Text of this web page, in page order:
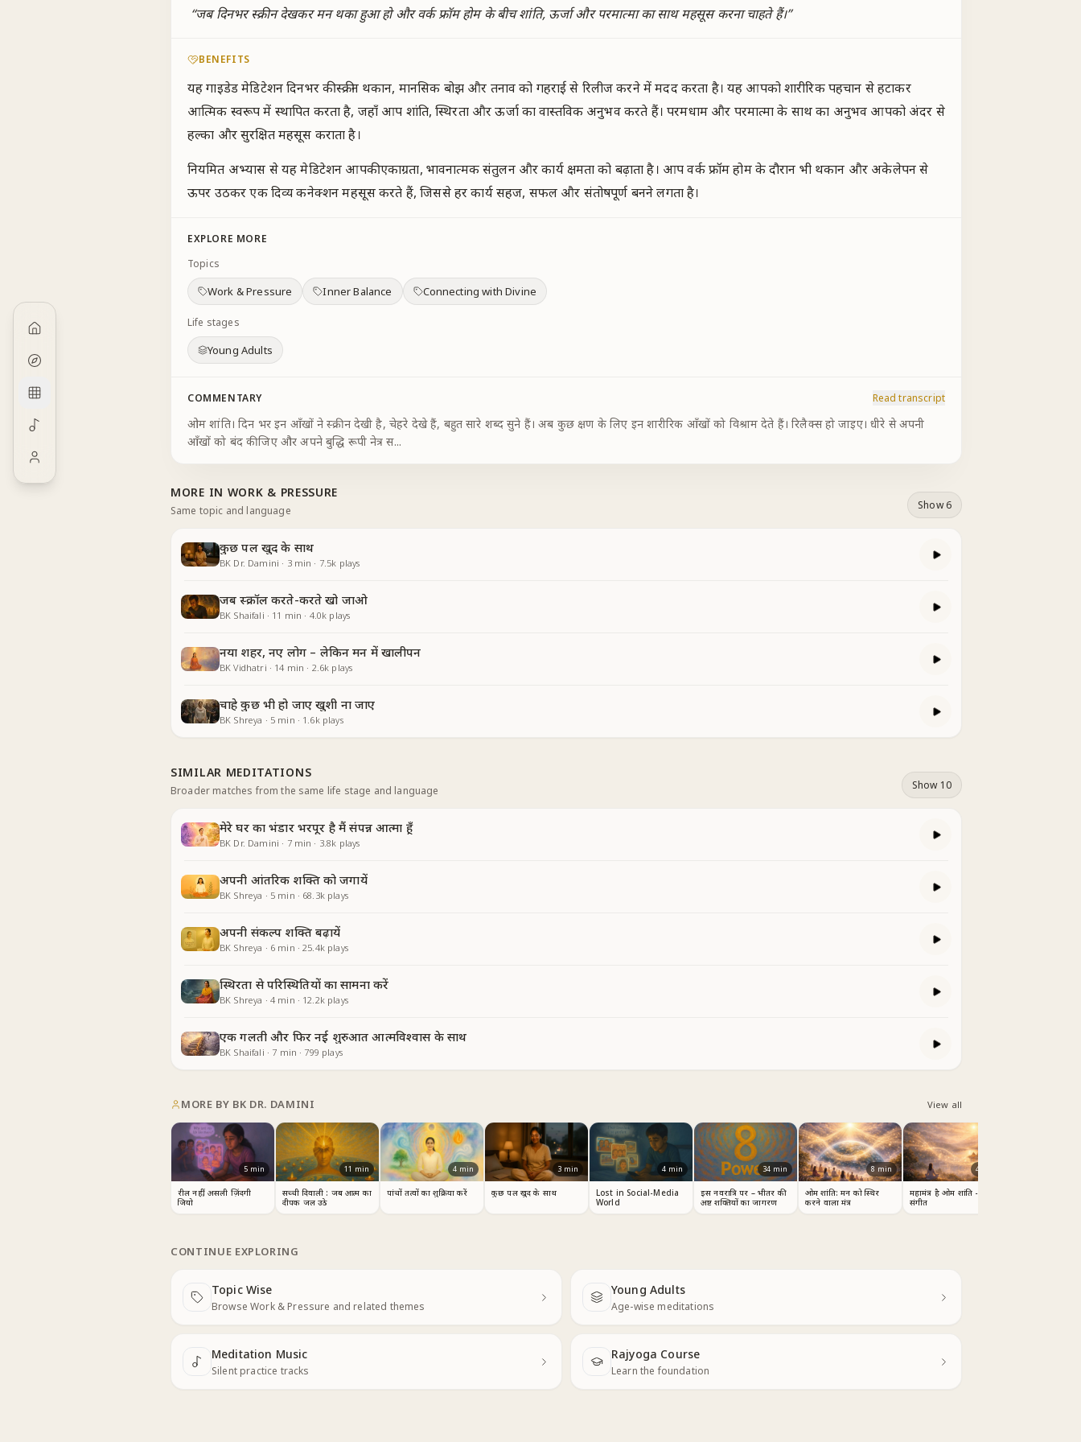
“जब दिनभर स्क्रीन देखकर मन थका हुआ हो और वर्क फ्रॉम होम के बीच शांति, ऊर्जा और परमात्मा का साथ महसूस करना चाहते हैं।”
BENEFITS
यह गाइडेड मेडिटेशन दिनभर की स्क्रीन थकान, मानसिक बोझ और तनाव को गहराई से रिलीज करने में मदद करता है। यह आपको शारीरिक पहचान से हटाकर
आत्मिक स्वरूप में स्थापित करता है, जहाँ आप शांति, स्थिरता और ऊर्जा का वास्तविक अनुभव करते हैं। परमधाम और परमात्मा के साथ का अनुभव आपको अंदर से
हल्का और सुरक्षित महसूस कराता है।
नियमित अभ्यास से यह मेडिटेशन आपकी एकाग्रता, भावनात्मक संतुलन और कार्य क्षमता को बढ़ाता है। आप वर्क फ्रॉम होम के दौरान भी थकान और अकेलेपन से
ऊपर उठकर एक दिव्य कनेक्शन महसूस करते हैं, जिससे हर कार्य सहज, सफल और संतोषपूर्ण बनने लगता है।
EXPLORE MORE
Topics
Work & Pressure Inner Balance Connecting with Divine
Life stages
Young Adults
COMMENTARY Read transcript
ओम शांति। दिन भर इन आँखों ने स्क्रीन देखी है, चेहरे देखे हैं, बहुत सारे शब्द सुने हैं। अब कुछ क्षण के लिए इन शारीरिक आँखों को विश्राम देते हैं। रिलैक्स हो जाइए। धीरे से अपनी
आँखों को बंद कीजिए और अपने बुद्धि रूपी नेत्र स...
MORE IN WORK & PRESSURE
Same topic and language Show 6
कुछ पल खुद के साथ
BK Dr. Damini · 3min · 7.5k plays
जब स्क्रॉल करते-करते खो जाओ
BK Shaifali · 11 min · 4.0k plays
नया शहर, नए लोग – लेकिन मन में खालीपन
BK Vidhatri · 14 min · 2.6k plays
चाहे कुछ भी हो जाए खुशी ना जाए
BK Shreya · 5 min · 1.6kplays
SIMILAR MEDITATIONS
Broader matches from the same life stage and language Show 10
मेरे घर का भंडार भरपूर है मैं संपन्न आत्मा हूँ
BK Dr. Damini · 7min · 3.8k plays
अपनी आंतरिक शक्ति को जगायें
BK Shreya · 5 min · 68.3kplays
अपनी संकल्प शक्ति बढ़ायें
BK Shreya · 6 min ·25.4kplays
स्थिरता से परिस्थितियों का सामना करें
BK Shreya · 4 min · 12.2kplays
एक गलती और फिर नई शुरुआत आत्मविश्वास के साथ
BK Shaifali · 7 min · 799 plays
MORE BY BK DR. DAMINI View all
5 min
रील नहीं, असली ज़िंदगी
जियो
11 min
सच्ची दिवाली : जब आत्म का
दीपक जल उठे
4 min
पांचों तत्वों का शुक्रिया करें
3 min
कुछ पल खुद के साथ
4 min
Lost in Social-Media
World
34 min
इस नवरात्रि पर – भीतर की
अष्ट शक्तियों का जागरण
8min
ओम शांति: मन को स्थिर
करने वाला मंत्र
4
महामंत्र है ओम शांति - सुंदर
संगीत
CONTINUE EXPLORING
Topic Wise
Browse Work & Pressure and related themes
Next
Young Adults
Age-wise meditations
Next
Meditation Music
Silent practice tracks
Next
Rajyoga Course
Learn the foundation